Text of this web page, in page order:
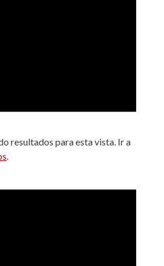
resultados para esta vista. Ir a
.